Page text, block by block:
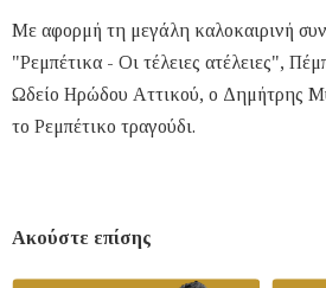
Με αφορμή τη μεγάλη καλοκαιρινή
"Ρεμπέτικα - Οι τέλειες ατέλειες",
Ωδείο Ηρώδου Αττικού, ο Δημήτρης
το Ρεμπέτικο τραγούδι.
Ακούστε επίσης